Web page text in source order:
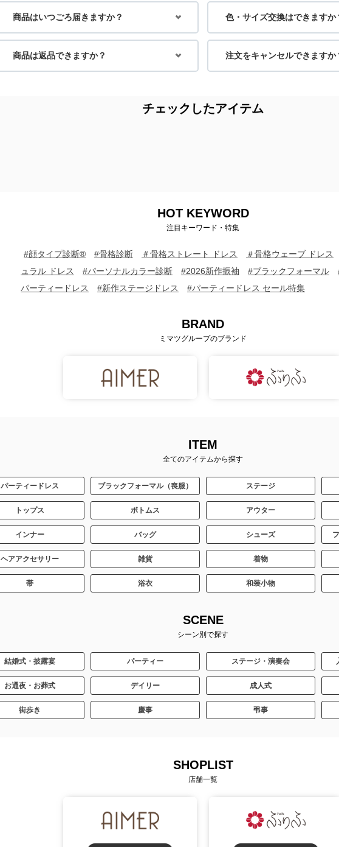
商品はいつごろ届きますか？ 色・サイズ交換はできますか
商品は返品できますか？ 注文をキャンセルできますか
チェックしたアイテム
HOT KEYWORD
注目キーワード・特集
#顔タイプ診断® #骨格診断 ＃骨格ストレート ドレス
＃骨格ウェーブ ドレス
ュラル ドレス
#パーソナルカラー診断 #2026新作振袖 #ブラックフォーマル
パーティードレス
#新作ステージドレス #パーティードレス セール特集
BRAND
ミマツグループのブランド
ITEM
全てのアイテムから探す
パーティードレス ブラックフォーマル（喪服） ステージ
トップス ボトムス アウター
インナー バッグ シューズ
ヘアアクセサリー 雑貨 着物
帯 浴衣 和装小物
SCENE
シーン別で探す
結婚式・披露宴 パーティー ステージ・演奏会
お通夜・お葬式 デイリー 成人式
街歩き 慶事 弔事
SHOPLIST
店舗一覧